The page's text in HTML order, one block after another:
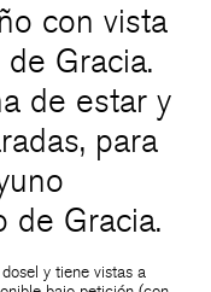
con vista
Gracia.
de estar y
para
de Gracia.
y tiene vistas a